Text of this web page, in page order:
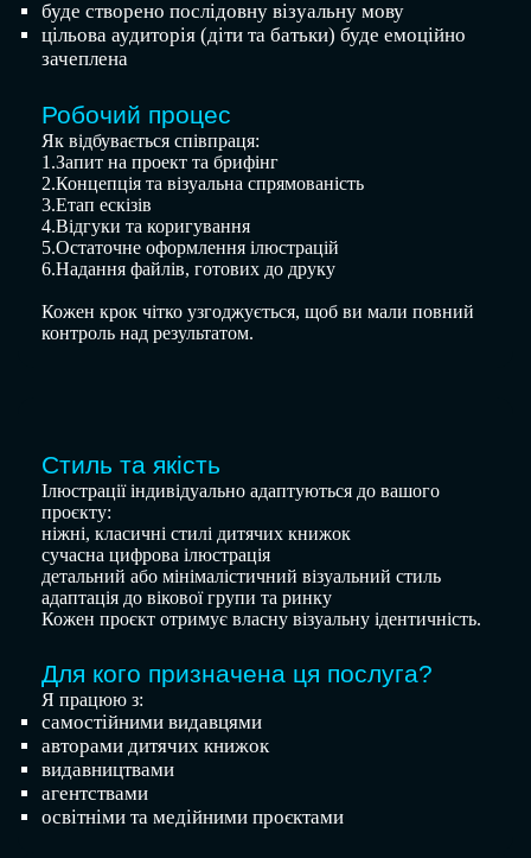
буде створено послідовну візуальну мову
цільова аудиторія (діти та батьки) буде емоційно
зачеплена
Робочий процес
Як відбувається співпраця:
1.Запит на проект та брифінг
2.Концепція та візуальна спрямованість
3.Етап ескізів
4.Відгуки та коригування
5.Остаточне оформлення ілюстрацій
6.Надання файлів, готових до друку
Кожен крок чітко узгоджується, щоб ви мали повний
контроль над результатом.
Стиль та якість
Ілюстрації індивідуально адаптуються до вашого
проєкту:
ніжні, класичні стилі дитячих книжок
сучасна цифрова ілюстрація
детальний або мінімалістичний візуальний стиль
адаптація до вікової групи та ринку
Кожен проєкт отримує власну візуальну ідентичність.
Для кого призначена ця послуга?
Я працюю з:
самостійними видавцями
авторами дитячих книжок
видавництвами
агентствами
освітніми та медійними проєктами